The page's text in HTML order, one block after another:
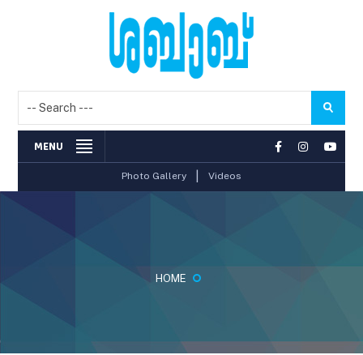
MENU
Photo Gallery Videos
HOME